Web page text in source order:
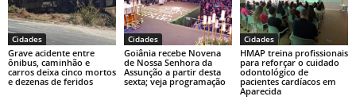
Cidades
Grave acidente entre
ônibus, caminhão e
carros deixa cinco mortos
e dezenas de feridos
Cidades
Goiânia recebe Novena
de Nossa Senhora da
Assunção a partir desta
sexta; veja programação
Cidades
HMAP treina profissionais
para reforçar o cuidado
odontológico de
pacientes cardíacos em
Aparecida